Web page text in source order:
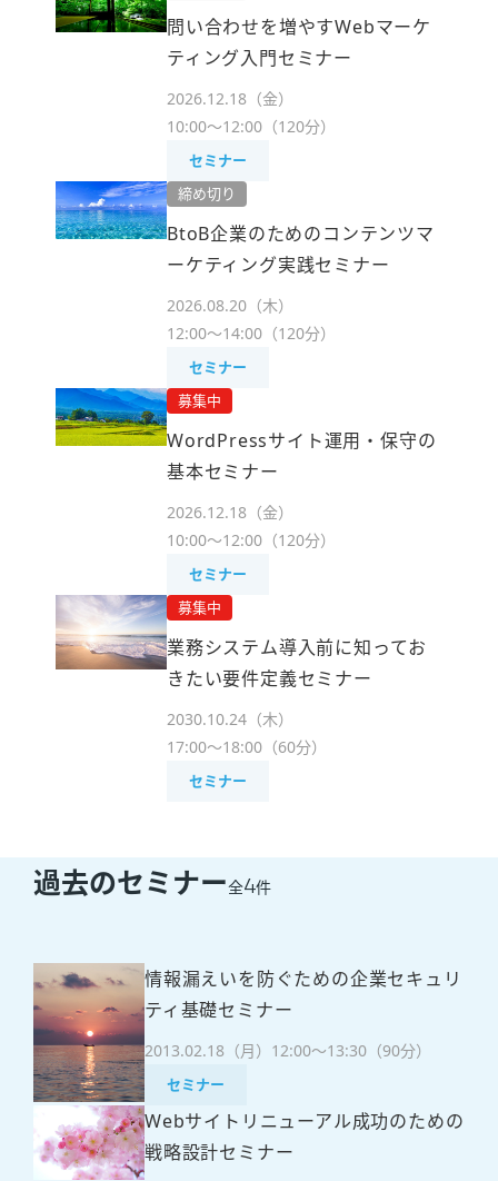
問い合わせを増やすWebマーケ
ティング入門セミナー
2026.12.18（金）
10:00～12:00（120分）
セミナー
BtoB企業のためのコンテンツマ
ーケティング実践セミナー
2026.08.20（木）
12:00～14:00（120分）
セミナー
WordPressサイト運用・保守の
基本セミナー
2026.12.18（金）
10:00～12:00（120分）
セミナー
業務システム導入前に知ってお
きたい要件定義セミナー
2030.10.24（木）
17:00～18:00（60分）
セミナー
過去のセミナー全4件
情報漏えいを防ぐための企業セキュリ
ティ基礎セミナー
2013.02.18（月） 12:00～13:30（90分）
セミナー
Webサイトリニューアル成功のための
戦略設計セミナー